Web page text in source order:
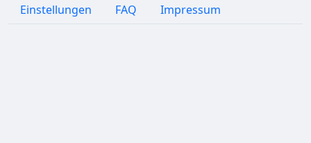
Einstellungen
FAQ Impressum